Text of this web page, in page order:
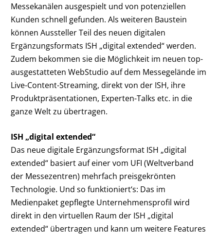
Messekanälen ausgespielt und von potenziellen
Kunden schnell gefunden. Als weiteren Baustein
können Aussteller Teil des neuen digitalen
Ergänzungsformats ISH „digital extended“ werden.
Zudem bekommen sie die Möglichkeit im neuen top-
ausgestatteten Web­Studio auf dem Messegelände im
Live-Content-Streaming, direkt von der ISH, ihre
Produktpräsentationen, Experten-Talks etc. in die
ganze Welt zu übertragen.
ISH „digital extended“
Das neue digitale Ergänzungsformat ISH „digital
extended“ basiert auf einer vom UFI (Weltverband
der Messezentren) mehrfach preisgekrönten
Technologie. Und so funktioniert‘s: Das im
Medienpaket gepflegte Unternehmensprofil wird
direkt in den virtuellen Raum der ISH „digital
extended“ übertragen und kann um weitere Features